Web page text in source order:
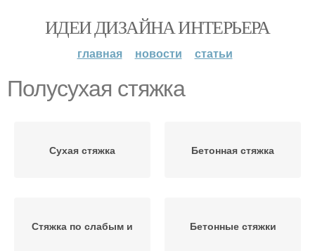
ИДЕИ ДИЗАЙНА ИНТЕРЬЕРА
главная новости статьи
Полусухая стяжка
Сухая стяжка Бетонная стяжка
Стяжка по слабым и Бетонные стяжки